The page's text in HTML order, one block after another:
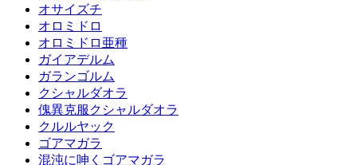
オサイズチ
オロミドロ
オロミドロ亜種
ガイアデルム
ガランゴルム
クシャルダオラ
傀異克服クシャルダオラ
クルルヤック
ゴアマガラ
混沌に呻くゴアマガラ